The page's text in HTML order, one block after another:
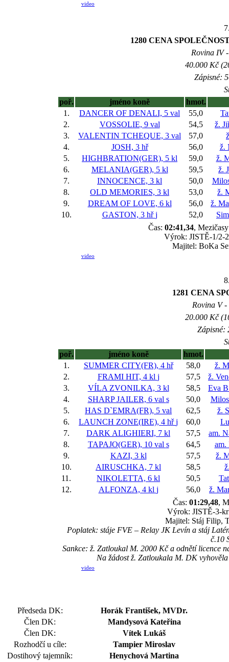
video
1280 CENA
Rovina IV
40.000 Kč
Zápisné:
poř.
jméno koně
hmot.
1.
DANCER OF DENALI, 5 val 55,0
2.
VOSSOLIE, 9 val 54,5
ž.
3.
VALENTIN TCHEQUE, 3 val 57,0
4.
JOSH, 3 hř 56,0
ž.
5.
HIGHBRATION(GER), 5 kl 59,0
ž.
6.
MELANIA(GER), 5 kl 59,5
ž.
7.
INNOCENCE, 3 kl 50,0
8.
OLD MEMORIES, 3 kl 53,0
ž.
9.
DREAM OF LOVE, 6 kl 56,0
ž.
10.
GASTON, 3 hřj 52,0
Čas: 02:41,34,
Výrok: JISTĚ-1/2-
Majitel: BoKa
video
1281 CENA
Rovina V
20.000 Kč
Zápisné:
poř.
jméno koně
hmot.
1.
SUMMER CITY(FR), 4 hř 58,0
ž.
2.
FRAMI HIT, 4 kl j 57,5
ž.
3.
VÍLA ZVONILKA, 3 kl 58,5
Eva
4.
SHARP JAILER, 6 val s 50,0
5.
HAS D`EMRA(FR), 5 val 62,5
ž.
6.
LAUNCH ZONE(IRE), 4 hřj 60,0
7.
DARK ALIGHIERI, 7 kl 57,5
am.
8.
TAPAJO(GER), 10 val s 64,5
am.
9.
KAZI, 3 kl 57,5
ž.
10.
AIRUSCHKA, 7 kl 58,5
11.
NIKOLETTA, 6 kl 50,5
12.
ALFONZA, 4 kl j 56,0
ž.
Čas: 01:29,48,
Výrok: JISTĚ-3-
Majitel: Stáj Filip,
Poplatek: stáje FVE – Relay JK Levín a stáj
č.10
Sankce: ž. Zatloukal M. 2000 Kč a odnětí licence
Na žádost ž. Zatloukala M. DK
video
Předseda DK:
Horák František, MVDr.
Člen DK:
Mandysová Kateřina
Člen DK:
Vítek Lukáš
Rozhodčí u cíle:
Tampier Miroslav
Dostihový tajemník:
Henychová Martina